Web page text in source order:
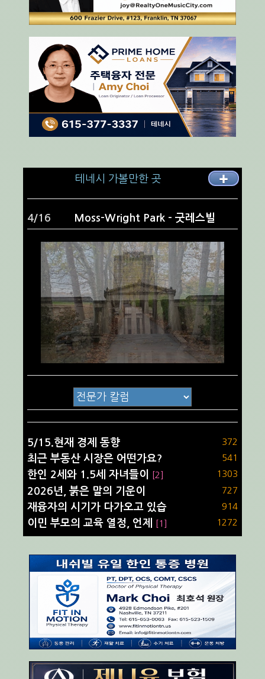
테네시 가볼만한 곳 ✚
4/16 Moss-Wright Park - 굿레스빌
5/15.현재 경제 동향 372
최근 부동산 시장은 어떤가요? 541
한인 2세와 1.5세 자녀들이 [2] 1303
2026년, 붉은 말의 기운이 727
재융자의 시기가 다가오고 있습 914
이민 부모의 교육 열정, 언제 [1] 1272